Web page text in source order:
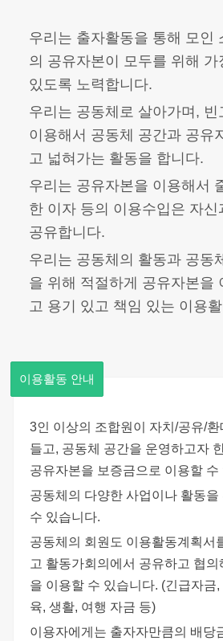
우리는 출자활동을 통해 모인
의 공유자본이 모두를 위해 가
있도록 노력합니다.
우리는 공동체로 살아가며, 빈
이용해서 공동체 공간과 공유
고 넓혀가는 활동을 합니다.
우리는 공유자본을 이용해서
한 이자 등의 이용수입은 자신
공유합니다.
우리는 공동체의 활동과 공동
을 위해 적절하게 공유자본을
고 용기 있고 책임 있는 이용
이용활동 안내
3인 이상의 조합원이 자치/공유/
들고, 공동체 공간을 운영하고자
공유자본을 보증금으로 이용할 수
공동체의 다양한 사업이나 활동
수 있습니다.
공동체의 회원도 이용활동계획서
고 활동가회의에서 공유하고 협
을 이용할 수 있습니다. (긴급자금
육, 생활, 여행 자금 등)
이용자에게는 출자자만큼의 배당